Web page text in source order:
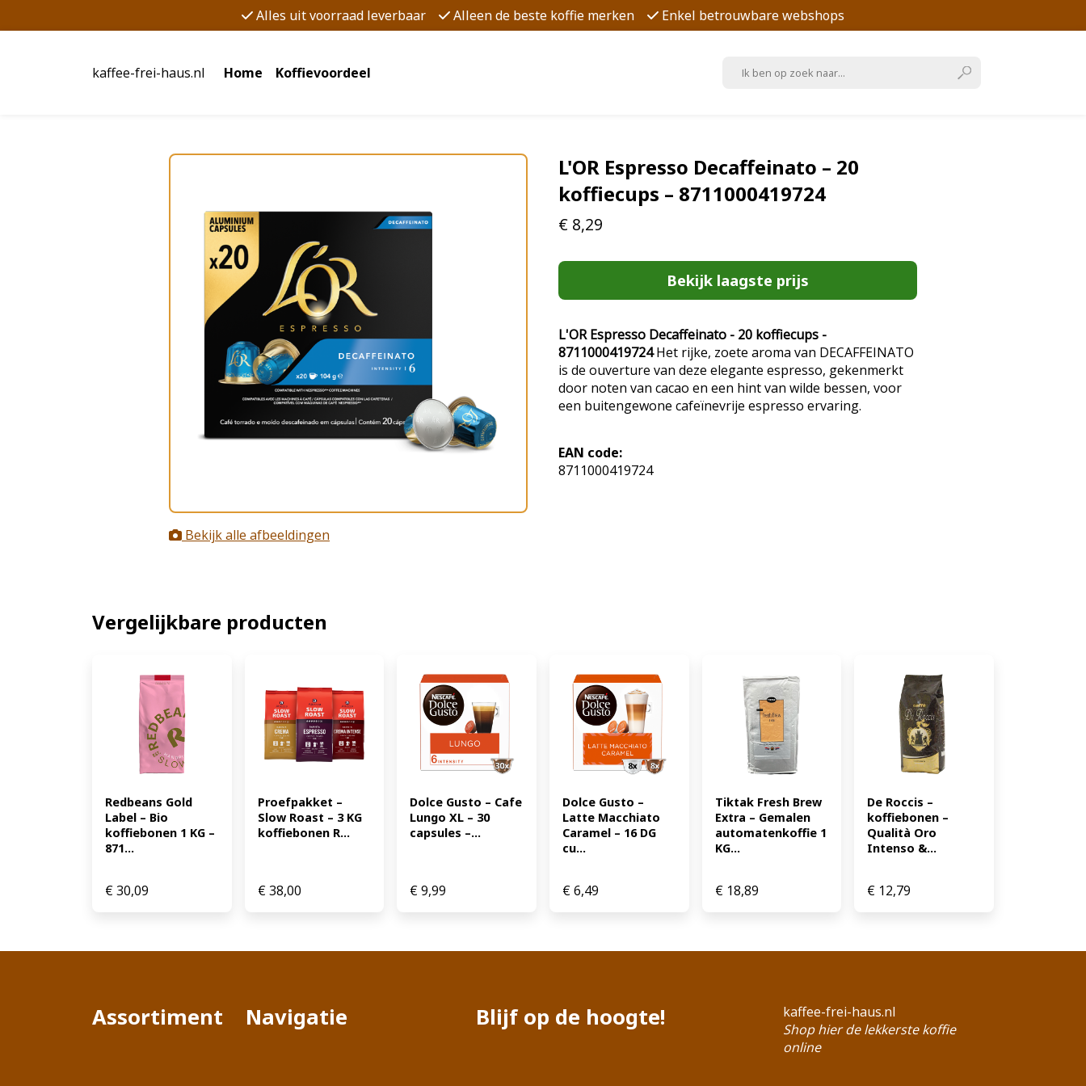
Alles uit voorraad leverbaar Alleen de beste koffie merken Enkel betrouwbare webshops
kaffee-frei-haus.nl Home Koffievoordeel
Bekijk alle afbeeldingen
L'OR Espresso Decaffeinato – 20
koffiecups – 8711000419724
€ 8,29
Bekijk laagste prijs
L'OR Espresso Decaffeinato - 20 koffiecups -
8711000419724Het rijke, zoete aroma van DECAFFEINATO
is de ouverture van deze elegante espresso, gekenmerkt
door noten van cacao en een hint van wilde bessen, voor
een buitengewone cafeïnevrije espresso ervaring.
EAN code:
8711000419724
Vergelijkbare producten
Redbeans Gold
Label – Bio
koffiebonen 1 KG –
871...
€30,09
Proefpakket –
Slow Roast – 3 KG
koffiebonen R...
€38,00
Dolce Gusto – Cafe
Lungo XL – 30
capsules –...
€9,99
Dolce Gusto –
Latte Macchiato
Caramel – 16 DG
cu...
€6,49
Tiktak Fresh Brew
Extra – Gemalen
automatenkoffie 1
KG...
€18,89
De Roccis –
koffiebonen –
Qualità Oro
Intenso &...
€ 12,79
Assortiment Navigatie Blijf op de hoogte!
kaffee-frei-haus.nl
Shop hier de lekkerste koffie
online